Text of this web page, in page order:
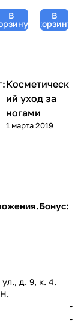
В
В
корзину
Уход за
ногами
Косметическ
ий уход за
ногами
1 марта 2019
Бонус:
д. 9, к. 4.